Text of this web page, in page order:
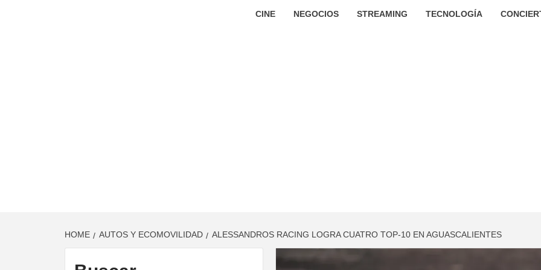
CINE NEGOCIOS STREAMING TECNOLOGÍA
HOME AUTOS Y ECOMOVILIDAD ALESSANDROS RACING LOGRA CUATRO TOP-10 EN AGUASCALIENTES